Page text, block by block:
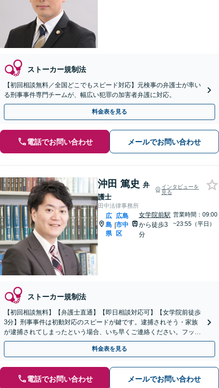
ストーカー規制法
【初回相談無料／全国どこでもスピード対応】元検事の弁護士が率い
る刑事事件専門チームが、幅広い犯罪の加害者弁護に対応。
料金表を見る
電話でお問い合わせ メールでお問い合わせ
沖田 篤史 弁
護士
インタビューを
見る
田中法律事務所
広
島
県
|
広島
市中
区
女学院前駅
から徒歩3
分
営業時間：09:00
~23:55（平日）
ストーカー規制法
【初回相談無料】【弁護士直通】【即日相談対応可】【女学院前徒歩
3分】刑事事件は初動対応のスピードが鍵です。逮捕されそう・家族
が逮捕されてしまったという場合、いち早くご連絡ください。フット
ワークを活かして迅速に対応します。
料金表を見る
電話でお問い合わせ メールでお問い合わせ